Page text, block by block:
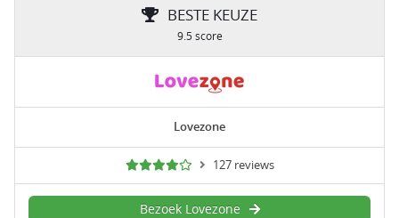
BESTE KEUZE
9.5 score
Lovezone
127 reviews
Bezoek Lovezone